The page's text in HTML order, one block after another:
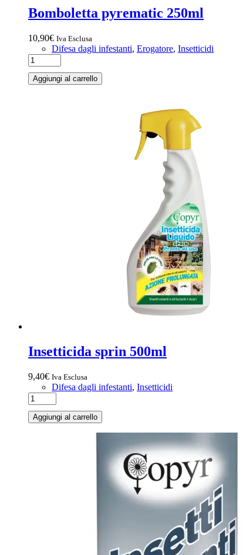
Bomboletta pyrematic 250ml
10,90€ Iva Esclusa
Difesa dagli infestanti, Erogatore, Insetticidi
Aggiungi al carrello
Insetticida sprin 500ml
9,40€ Iva Esclusa
Difesa dagli infestanti, Insetticidi
Aggiungi al carrello